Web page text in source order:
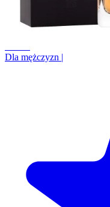
Dla mężczyzn |